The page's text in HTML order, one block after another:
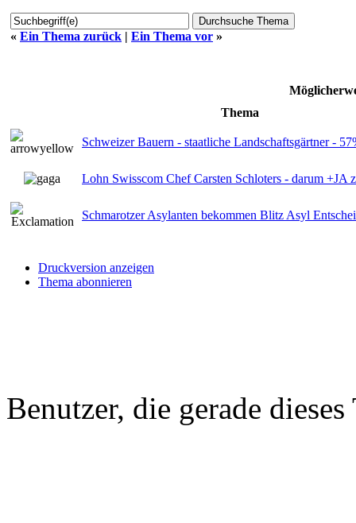
« Ein Thema zurück | Ein Thema vor »
Thema
Schweizer Bauern - staatliche Landschaftsgärtner -
Lohn Swisscom Chef Carsten Schloters - darum +JA
Schmarotzer Asylanten bekommen Blitz Asyl
Druckversion anzeigen
Thema abonnieren
Benutzer, die gerade